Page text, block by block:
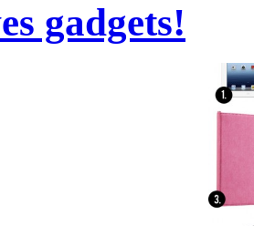
gadgets!